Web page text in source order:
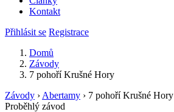
Kontakt
Přihlásit se Registrace
Domů
Závody
7 pohoří Krušné Hory
Závody › Abertamy › 7 pohoří Krušné Hory
Proběhlý závod